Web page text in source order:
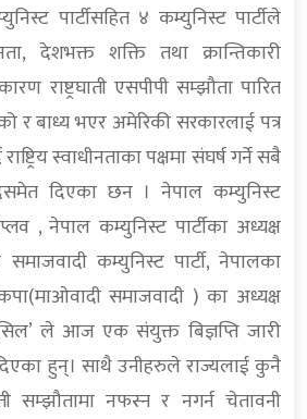
पार्टीसहित ४ कम्युनिस्ट पार्टीले
देशभक्त शक्ति तथा क्रान्तिकारी
राष्ट्रघाती एसपीपी सम्झौता पारित
र बाध्य भएर अमेरिकी सरकारलाई पत्र
स्वाधीनताका पक्षमा संघर्ष गर्ने सबै
दिएका छन । नेपाल कम्युनिस्ट
, नेपाल कम्युनिस्ट पार्टीका अध्यक्ष
कम्युनिस्ट पार्टी, नेपालका
समाजवादी ) का अध्यक्ष
ले आज एक संयुक्त बिज्ञप्ति जारी
हुन्। साथै उनीहरुले राज्यलाई कुनै
सम्झौतामा नफस्न र नगर्न चेतावनी